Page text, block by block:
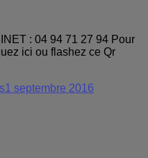
: 04 94 71 27 94 Pour
ici ou flashez ce Qr
1 septembre 2016